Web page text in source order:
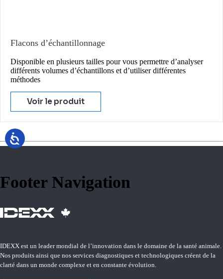
Flacons d’échantillonnage
Disponible en plusieurs tailles pour vous permettre d’analyser
différents volumes d’échantillons et d’utiliser différentes
méthodes
Voir le produit
Footer Navigation
IDEXX est un leader mondial de l’innovation dans le domaine de la santé animale.
Nos produits ainsi que nos services diagnostiques et technologiques créent de la
clarté dans un monde complexe et en constante évolution.